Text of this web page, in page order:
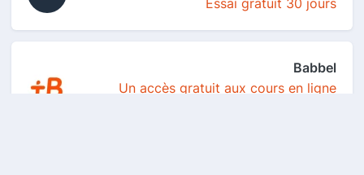
Babbel
Un accès gratuit aux cours en ligne